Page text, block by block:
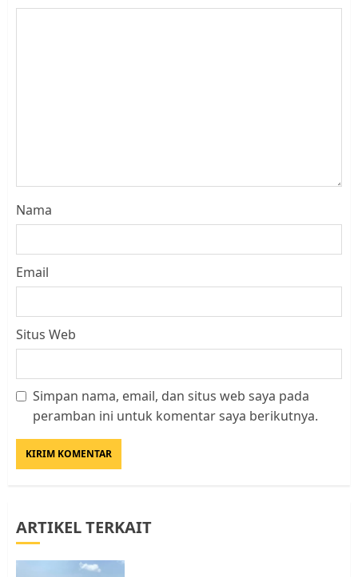
Nama
Email
Situs Web
Simpan nama, email, dan situs web saya pada
peramban ini untuk komentar saya berikutnya.
ARTIKEL TERKAIT
Kader Pajak jadi Penghubung
Datangi Pemko Batam, Warga